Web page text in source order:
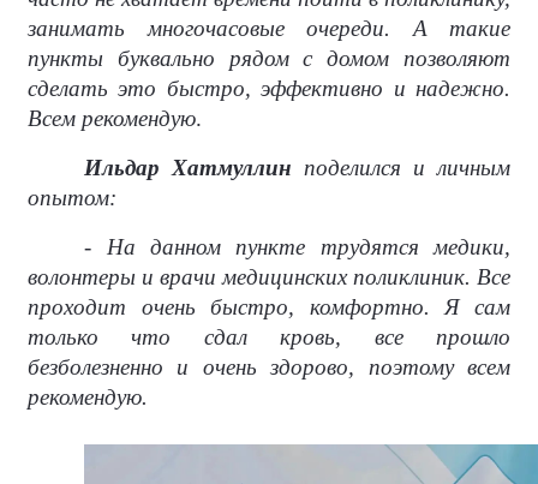
занимать многочасовые очереди. А такие
пункты буквально рядом с домом позволяют
сделать это быстро, эффективно и надежно.
Всем рекомендую.
Ильдар Хатмуллин поделился и личным
опытом:
- На данном пункте трудятся медики,
волонтеры и врачи медицинских поликлиник. Все
проходит очень быстро, комфортно. Я сам
только что сдал кровь, все прошло
безболезненно и очень здорово, поэтому всем
рекомендую.